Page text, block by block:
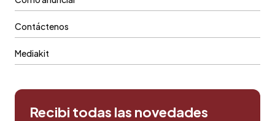
Contáctenos
Mediakit
Recibi todas las novedades